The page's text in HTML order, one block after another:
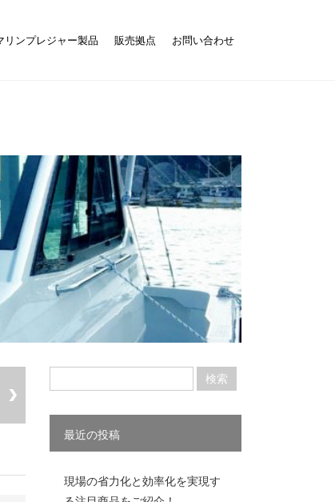
リンプレジャー製品 販売拠点 お問い合わせ
最近の投稿
現場の省力化と効率化を実現す